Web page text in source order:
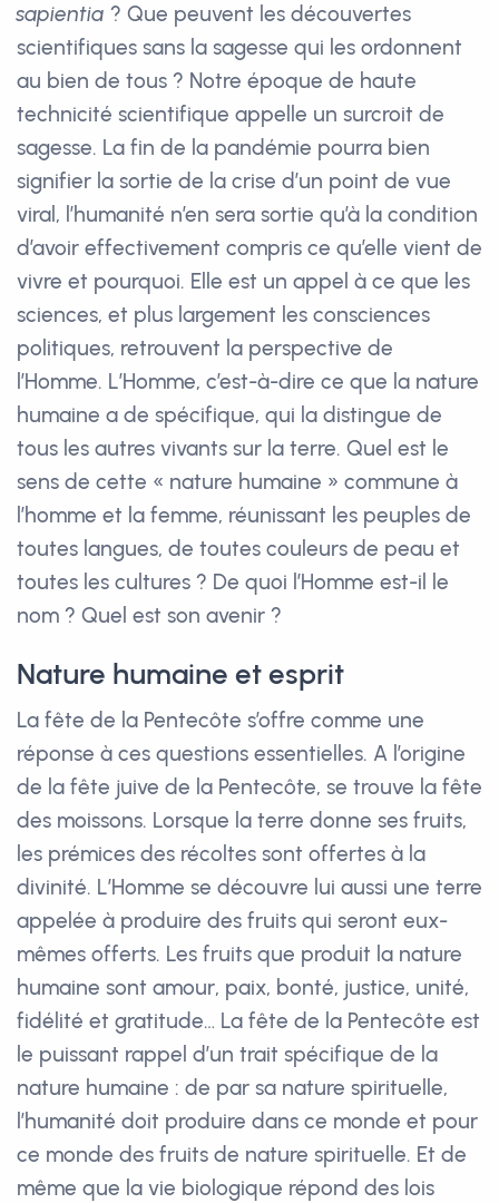
sapientia ? Que peuvent les découvertes
scientifiques sans la sagesse qui les ordonnent
au bien de tous ? Notre époque de haute
technicité scientifique appelle un surcroit de
sagesse. La fin de la pandémie pourra bien
signifier la sortie de la crise d’un point de vue
viral, l’humanité n’en sera sortie qu’à la condition
d’avoir effectivement compris ce qu’elle vient de
vivre et pourquoi. Elle est un appel à ce que les
sciences, et plus largement les consciences
politiques, retrouvent la perspective de
l’Homme. L’Homme, c’est-à-dire ce que la nature
humaine a de spécifique, qui la distingue de
tous les autres vivants sur la terre. Quel est le
sens de cette « nature humaine » commune à
l’homme et la femme, réunissant les peuples de
toutes langues, de toutes couleurs de peau et
toutes les cultures ? De quoi l’Homme est-il le
nom ? Quel est son avenir ?
Nature humaine et esprit
La fête de la Pentecôte s’offre comme une
réponse à ces questions essentielles. A l’origine
de la fête juive de la Pentecôte, se trouve la fête
des moissons. Lorsque la terre donne ses fruits,
les prémices des récoltes sont offertes à la
divinité. L’Homme se découvre lui aussi une terre
appelée à produire des fruits qui seront eux-
mêmes offerts. Les fruits que produit la nature
humaine sont amour, paix, bonté, justice, unité,
fidélité et gratitude… La fête de la Pentecôte est
le puissant rappel d’un trait spécifique de la
nature humaine : de par sa nature spirituelle,
l’humanité doit produire dans ce monde et pour
ce monde des fruits de nature spirituelle. Et de
même que la vie biologique répond des lois